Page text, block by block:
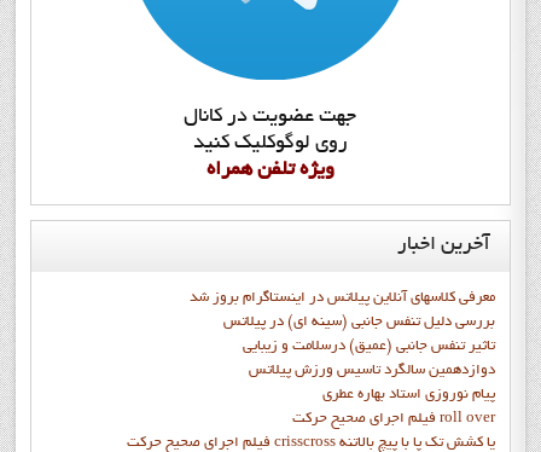
جهت عضويت در کانال
روي لوگوکليک کنيد
ويژه تلفن همراه
آخرین اخبار
معرفی کلاسهای آنلاین پیلاتس در اینستاگرام بروز شد
بررسی دلیل تنفس جانبی (سینه ای) در پیلاتس
تاثیر تنفس جانبی (عمیق) درسلامت و زیبایی
دوازدهمين سالگرد تاسيس ورزش پيلاتس
پيام نوروزي استاد بهاره عطري
فيلم اجراي صحيح حرکت roll over
فيلم اجراي صحيح حركت crisscross يا كشش تك پا با پيچ بالاتنه